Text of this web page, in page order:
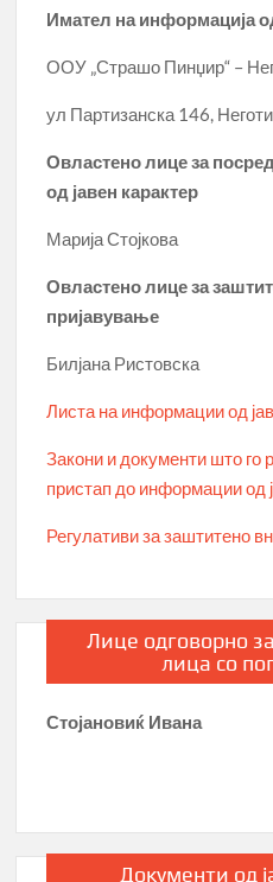
Имател на информација
ООУ „Страшо Пинџир“ –
ул Партизанска 146,
Овластено лице за
од јавен карактер
Марија Стојкова
Овластено лице за
пријавување
Билјана Ристовска
Листа на информации од
Закони и документи што го
пристап до информации од
Регулативи за заштитено
Лице одговорно
лица со
Стојановиќ Ивана
Документи од